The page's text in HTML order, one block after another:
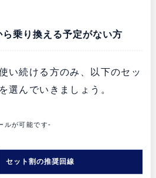
乗り換える予定がない方
い続ける方のみ、以下のセッ
選んでいきましょう。
ルが可能です-
セット割の推奨回線